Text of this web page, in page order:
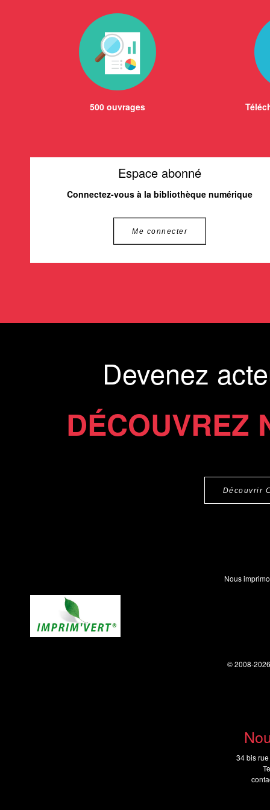
500 ouvrages
Espace abonné
Connectez-vous à la bibliothèque numérique
Me connecter
Devenez
DÉCOUVREZ
Découvrir
34 bis
Nous
© 2008-